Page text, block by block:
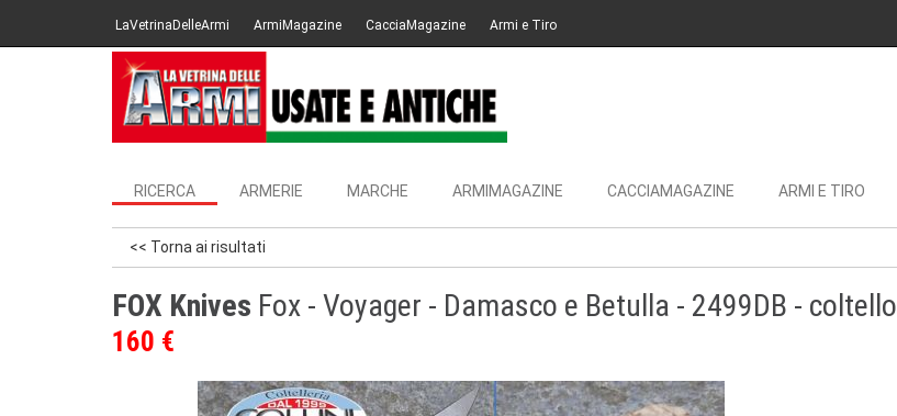
LaVetrinaDelleArmi ArmiMagazine CacciaMagazine Armi e Tiro
RICERCA ARMERIE MARCHE ARMIMAGAZINE CACCIAMAGAZINE ARMI E TIRO
<< Torna ai risultati
FOX Knives Fox - Voyager - Damasco e Betulla - 2499DB - coltello
160 €